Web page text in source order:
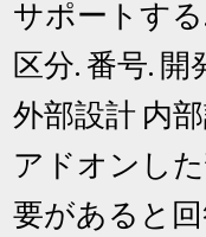
サポートする
区分. 番号.
外部設計 内
アドオンし
要があると